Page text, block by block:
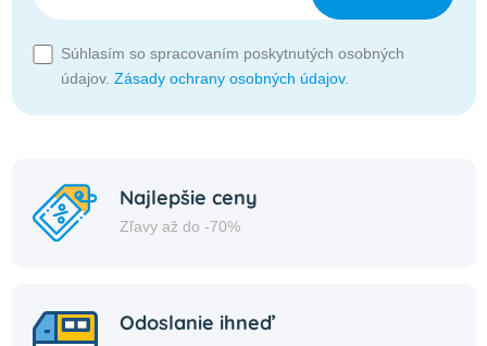
Súhlasím so spracovaním poskytnutých osobných
údajov. Zásady ochrany osobných údajov.
Najlepšie ceny
Zľavy až do -70%
Odoslanie ihneď